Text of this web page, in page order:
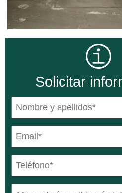
Solicitar